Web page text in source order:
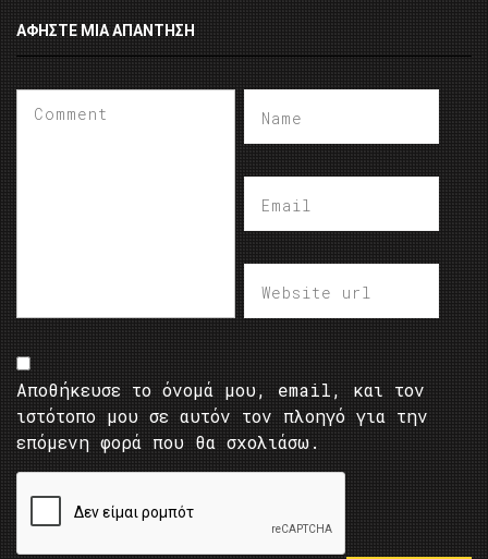
ΑΦΉΣΤΕ ΜΙΑ ΑΠΆΝΤΗΣΗ
Αποθήκευσε το όνομά μου, email, και τον
ιστότοπο μου σε αυτόν τον πλοηγό για την
επόμενη φορά που θα σχολιάσω.